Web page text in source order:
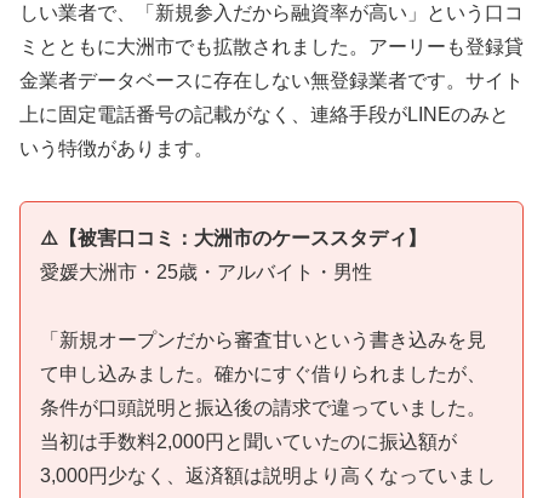
しい業者で、「新規参入だから融資率が高い」という口コ
ミとともに大洲市でも拡散されました。アーリーも登録貸
金業者データベースに存在しない無登録業者です。サイト
上に固定電話番号の記載がなく、連絡手段がLINEのみと
いう特徴があります。
⚠️【被害口コミ：大洲市のケーススタディ】
愛媛大洲市・25歳・アルバイト・男性
「新規オープンだから審査甘いという書き込みを見
て申し込みました。確かにすぐ借りられましたが、
条件が口頭説明と振込後の請求で違っていました。
当初は手数料2,000円と聞いていたのに振込額が
3,000円少なく、返済額は説明より高くなっていまし